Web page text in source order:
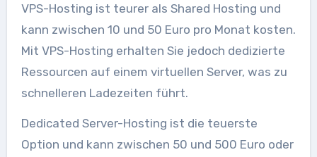
VPS-Hosting ist teurer als Shared Hosting und
kann zwischen 10 und 50 Euro pro Monat kosten.
Mit VPS-Hosting erhalten Sie jedoch dedizierte
Ressourcen auf einem virtuellen Server, was zu
schnelleren Ladezeiten führt.
Dedicated Server-Hosting ist die teuerste
Option und kann zwischen 50 und 500 Euro oder